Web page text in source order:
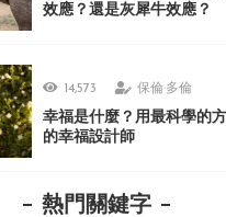
效應？還是灰犀牛效應？
14,573 保倫·多倫
幸福是什麼？用最科學的
的幸福設計師
熱門關鍵字